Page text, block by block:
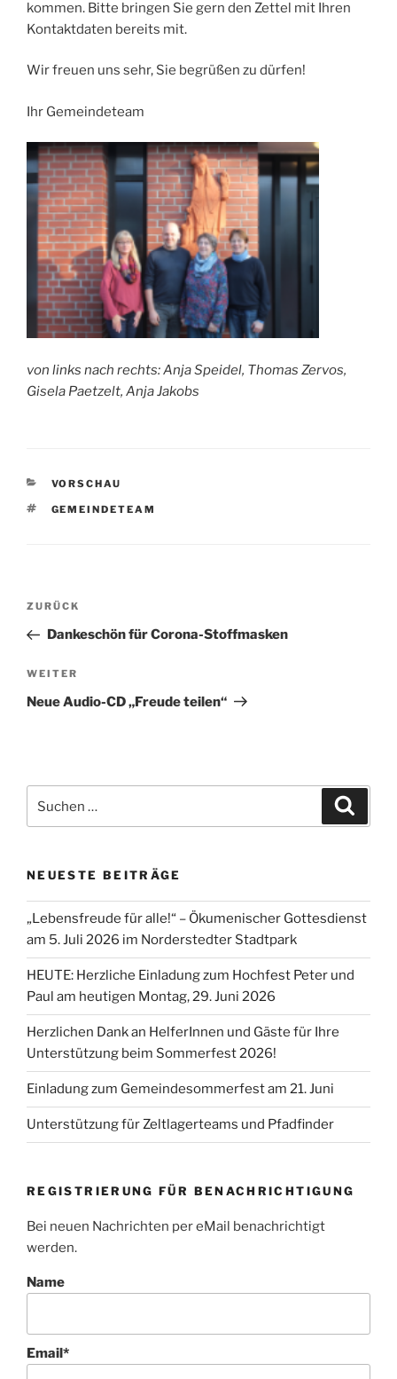
kommen. Bitte bringen Sie gern den Zettel mit Ihren
Kontaktdaten bereits mit.
Wir freuen uns sehr, Sie begrüßen zu dürfen!
Ihr Gemeindeteam
von links nach rechts: Anja Speidel, Thomas Zervos,
Gisela Paetzelt, Anja Jakobs
KATEGORIEN
VORSCHAU
SCHLAGWÖRTER
GEMEINDETEAM
Beitragsnavigation
Vorheriger
Beitrag
ZURÜCK
Dankeschön für Corona-Stoffmasken
Nächster
Beitrag
WEITER
Neue Audio-CD „Freude teilen“
nach:
NEUESTE BEITRÄGE
„Lebensfreude für alle!“ – Ökumenischer Gottesdienst
am 5. Juli 2026 im Norderstedter Stadtpark
HEUTE: Herzliche Einladung zum Hochfest Peter und
Paul am heutigen Montag, 29. Juni 2026
Herzlichen Dank an HelferInnen und Gäste für Ihre
Unterstützung beim Sommerfest 2026!
Einladung zum Gemeindesommerfest am 21. Juni
Unterstützung für Zeltlagerteams und Pfadfinder
REGISTRIERUNG FÜR BENACHRICHTIGUNG
Bei neuen Nachrichten per eMail benachrichtigt
werden.
Name
Email*